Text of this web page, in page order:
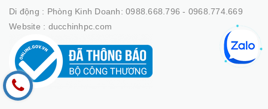
Di động : Phòng Kinh Doanh: 0988.668.796 - 0968.774.669
Website : ducchinhpc.com